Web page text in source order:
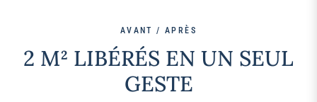
AVANT / APRÈS
2 M² LIBÉRÉS EN UN SEUL
GESTE